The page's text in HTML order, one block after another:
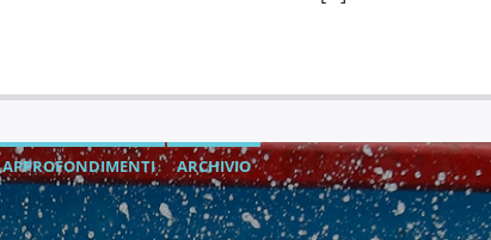
APPROFONDIMENTI ARCHIVIO